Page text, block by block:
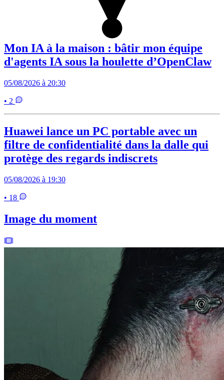
Mon IA à la maison : bâtir mon équipe
d'agents IA sous la houlette d’OpenClaw
05/08/2026 à 20:30
• 2
Huawei lance un PC portable avec un
filtre de confidentialité dans la dalle qui
protège des regards indiscrets
05/08/2026 à 19:30
• 18
Image du moment